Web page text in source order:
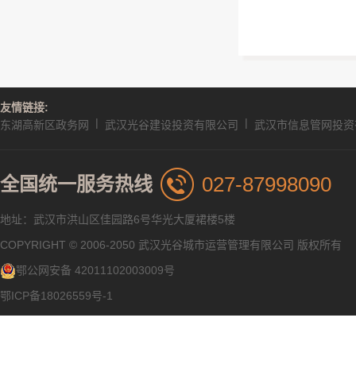
友情链接:
东湖高新区政务网
| 武汉光谷建设投资有限公司 | 武汉市信息管网投
全国统一服务热线 027-87998090
地址：武汉市洪山区佳园路6号华光大厦裙楼5楼
COPYRIGHT © 2006-2050 武汉光谷城市运营管理有限公司 版权所有
鄂公网安备 42011102003009号
鄂ICP备18026559号-1